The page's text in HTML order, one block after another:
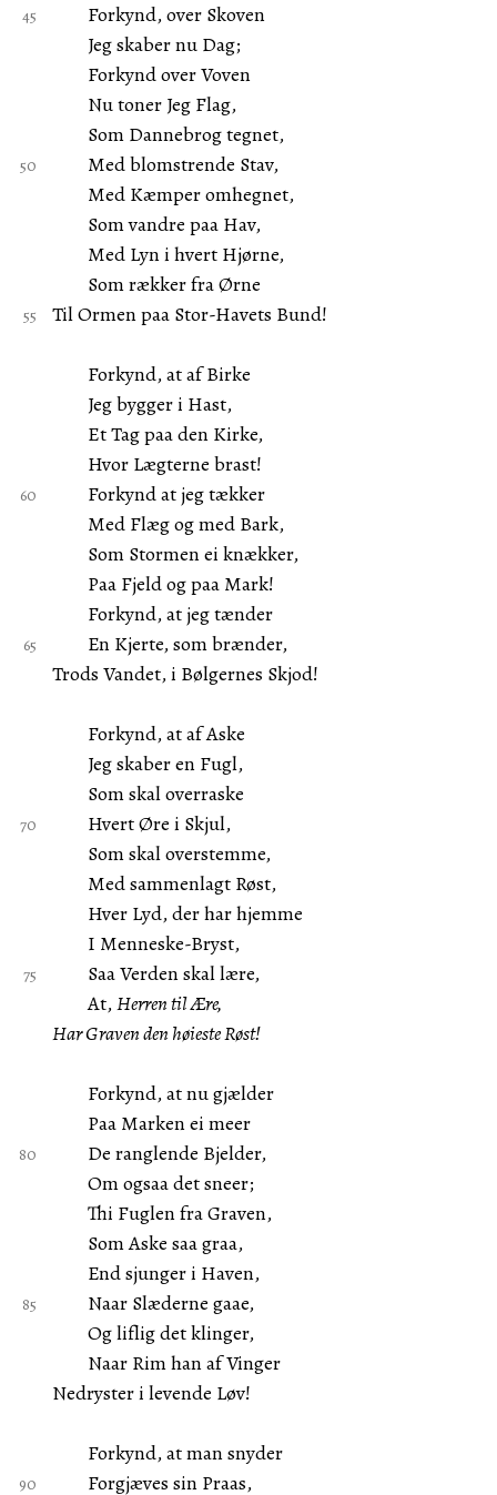
Forkynd, over Skoven
Jeg skaber nu Dag;
Forkynd over Voven
Nu toner Jeg Flag,
Som Dannebrog tegnet,
Med blomstrende Stav,
Med Kæmper omhegnet,
Som vandre paa Hav,
Med Lyn i hvert Hjørne,
Som rækker fra Ørne
Til Ormen paa Stor-Havets Bund!
Forkynd, at af Birke
Jeg bygger i Hast,
Et Tag paa den Kirke,
Hvor Lægterne brast!
Forkynd at jeg tækker
Med Flæg og med Bark,
Som Stormen ei knækker,
Paa Fjeld og paa Mark!
Forkynd, at jeg tænder
En Kjerte, som brænder,
Trods Vandet, i Bølgernes Skjod!
Forkynd, at af Aske
Jeg skaber en Fugl,
Som skal overraske
Hvert Øre i Skjul,
Som skal overstemme,
Med sammenlagt Røst,
Hver Lyd, der har hjemme
I Menneske-Bryst,
Saa Verden skal lære,
At,Herren til Ære,
Har Graven den høieste Røst!
Forkynd, at nu gjælder
Paa Marken ei meer
De ranglende Bjelder,
Om ogsaa det sneer;
Thi Fuglen fra Graven,
Som Aske saa graa,
End sjunger i Haven,
Naar Slæderne gaae,
Og liflig det klinger,
Naar Rim han af Vinger
Nedryster i levende Løv!
Forkynd, at man snyder
Forgjæves sin Praas,